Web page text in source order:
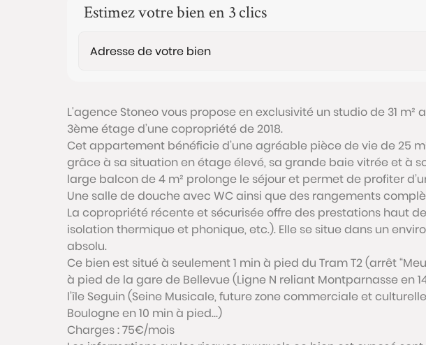
Estimez votre bien en 3 clics
L'agence Stoneo vous propose en exclusivité un studio de 31 m²
3ème étage d’une copropriété de 2018.
Cet appartement bénéficie d’une agréable pièce de vie de 25
grâce à sa situation en étage élevé, sa grande baie vitrée et à
large balcon de 4 m² prolonge le séjour et permet de profiter
Une salle de douche avec WC ainsi que des rangements
La copropriété récente et sécurisée offre des prestations haut
isolation thermique et phonique, etc.). Elle se situe dans un
absolu.
Ce bien est situé à seulement 1 min à pied du Tram T2 (arrêt
à pied de la gare de Bellevue (Ligne N reliant Montparnasse en
l’île Seguin (Seine Musicale, future zone commerciale et
Boulogne en 10 min à pied…)
Charges : 75€/mois